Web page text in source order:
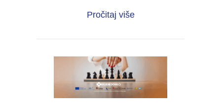
Pročitaj višeabout UNIJА